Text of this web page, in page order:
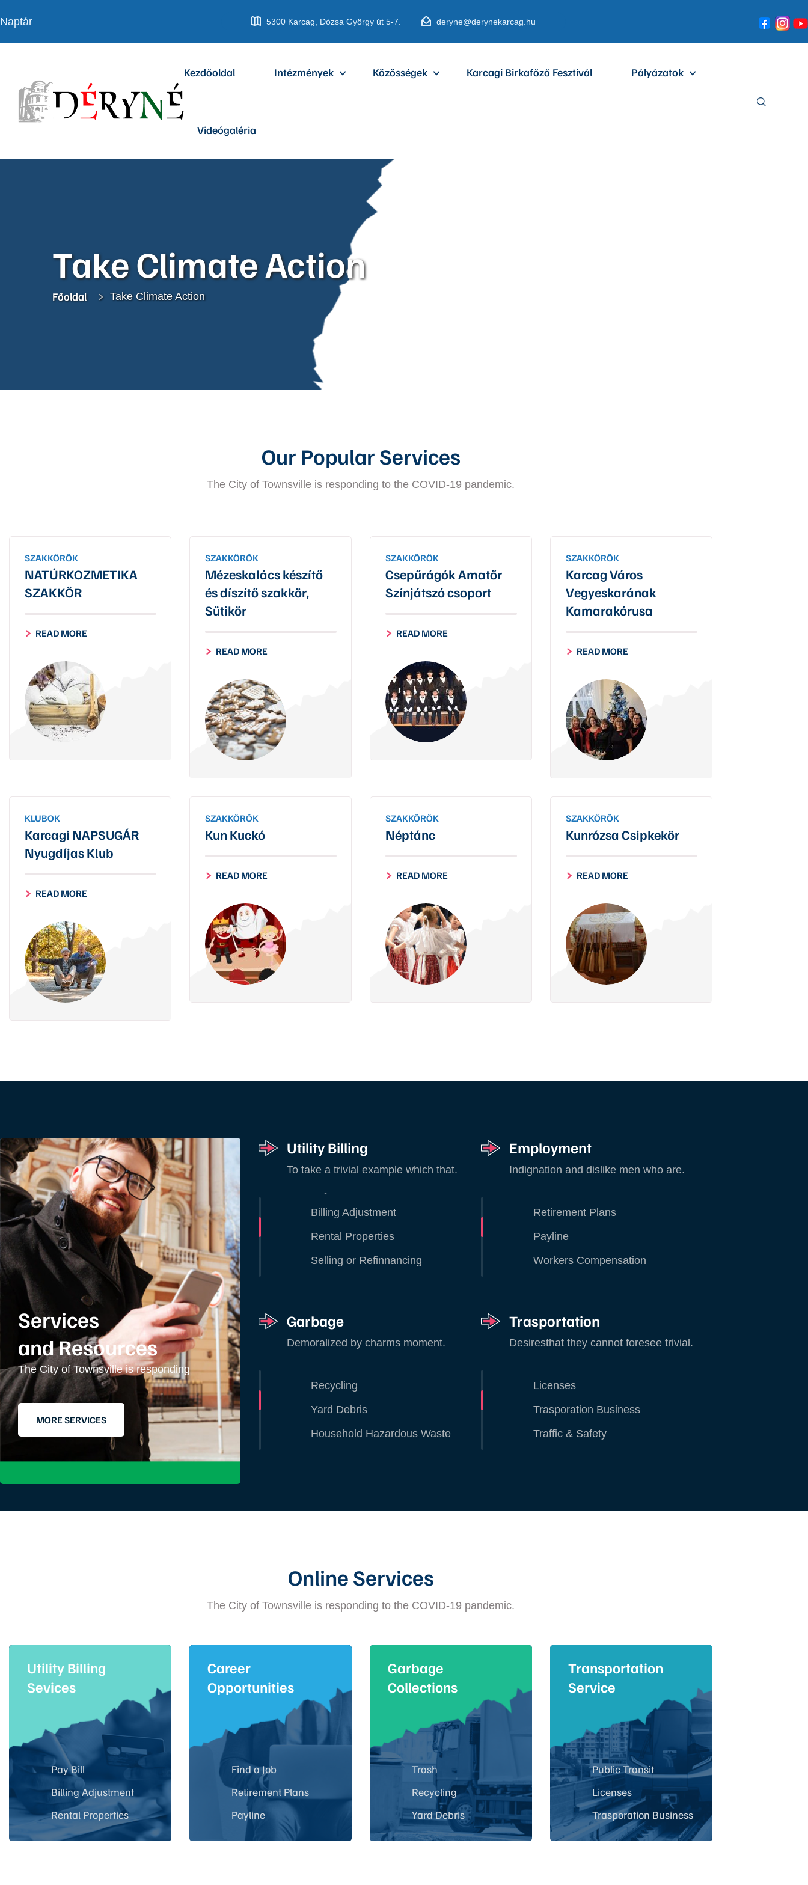
5300 Karcag, Dózsa György út 5-7. deryne@derynekarcag.hu
Kezdőoldal Intézmények Közösségek Karcagi Birkafőző Fesztivál Pályázatok
Videógaléria
Take Climate Action
Főoldal Take Climate Action
Our Popular Services
The City of Townsville is responding to the COVID-19 pandemic.
SZAKKÖRÖK
NATÚRKOZMETIKA
SZAKKÖR
READ MORE
SZAKKÖRÖK
Mézeskalács készítő
és díszítő szakkör,
Sütikör
READ MORE
SZAKKÖRÖK
Csepűrágók Amatőr
Színjátszó csoport
READ MORE
SZAKKÖRÖK
Karcag Város
Vegyeskarának
Kamarakórusa
READ MORE
KLUBOK
Karcagi NAPSUGÁR
Nyugdíjas Klub
READ MORE
SZAKKÖRÖK
Kun Kuckó
READ MORE
SZAKKÖRÖK
Néptánc
READ MORE
SZAKKÖRÖK
Kunrózsa Csipkekör
READ MORE
Services
and Resources
The City of Townsville is responding
MORE SERVICES
Utility Billing
To take a trivial example which that.
Rental Properties
Selling or Refinnancing
Billing Adjustment
Rental Properties
Selling or Refinnancing
Rental Properties
Employment
Indignation and dislike men who are.
Payline
Workers Compensation
Retirement Plans
Payline
Workers Compensation
Payline
Garbage
Demoralized by charms moment.
Trash
Yard Debris
Household Hazardous Waste
Recycling
Yard Debris
Household Hazardous Waste
Trasportation
Desiresthat they cannot foresee trivial.
Public Transit
Trasporation Business
Traffic & Safety
Licenses
Trasporation Business
Traffic & Safety
Online Services
The City of Townsville is responding to the COVID-19 pandemic.
Utility Billing
Sevices
Pay Bill
Billing Adjustment
Rental Properties
Career
Opportunities
Find a Job
Retirement Plans
Payline
Garbage
Collections
Trash
Recycling
Yard Debris
Transportation
Service
Public Transit
Licenses
Trasporation Business